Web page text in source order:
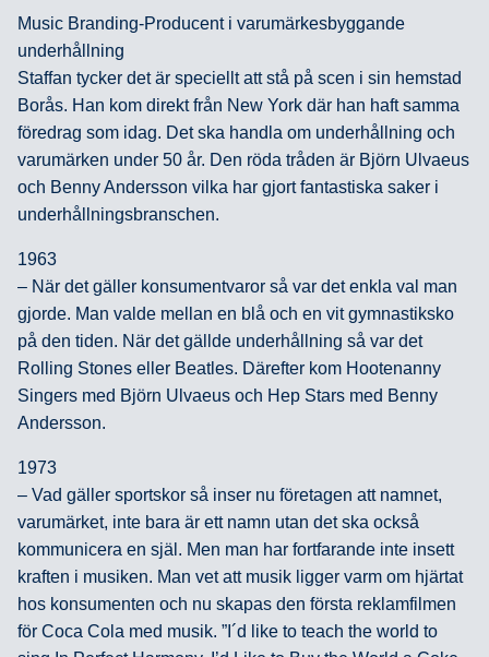
Music Branding-Producent i varumärkesbyggande
underhållning
Staffan tycker det är speciellt att stå på scen i sin hemstad
Borås. Han kom direkt från New York där han haft samma
föredrag som idag. Det ska handla om underhållning och
varumärken under 50 år. Den röda tråden är Björn Ulvaeus
och Benny Andersson vilka har gjort fantastiska saker i
underhållningsbranschen.
1963
– När det gäller konsumentvaror så var det enkla val man
gjorde. Man valde mellan en blå och en vit gymnastiksko
på den tiden. När det gällde underhållning så var det
Rolling Stones eller Beatles. Därefter kom Hootenanny
Singers med Björn Ulvaeus och Hep Stars med Benny
Andersson.
1973
– Vad gäller sportskor så inser nu företagen att namnet,
varumärket, inte bara är ett namn utan det ska också
kommunicera en själ. Men man har fortfarande inte insett
kraften i musiken. Man vet att musik ligger varm om hjärtat
hos konsumenten och nu skapas den första reklamfilmen
för Coca Cola med musik. ”I´d like to teach the world to